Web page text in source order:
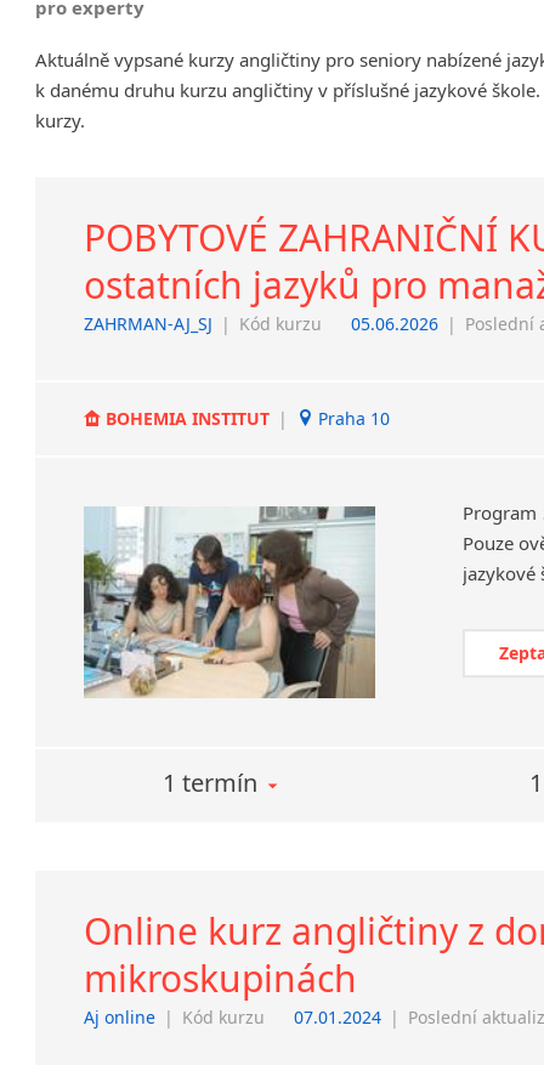
Děčín
Hodonín
Sedlčany
Tišnov
Vysoká nad Labem
pro experty
Aktuálně vypsané kurzy angličtiny pro seniory nabízené
k danému druhu kurzu angličtiny v příslušné jazykové
kurzy.
POBYTOVÉ ZAHRANIČNÍ
ostatních jazyků pro
ZAHRMAN-AJ_SJ | Kód kurzu 05.06.2026 | Poslední
BOHEMIA INSTITUT | Praha 10
Program
Pouze
1 termín
Online kurz angličtiny z
mikroskupinách
Aj online | Kód kurzu 07.01.2024 | Poslední